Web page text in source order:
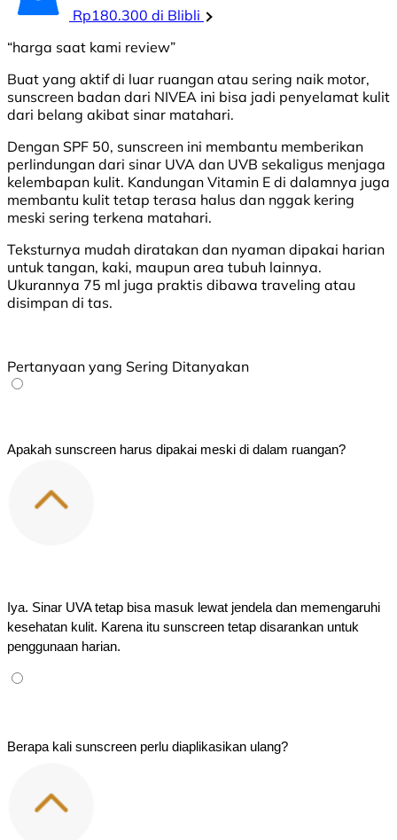
Rp180.300 di Blibli
“harga saat kami review”
Buat yang aktif di luar ruangan atau sering naik motor,
sunscreen badan dari NIVEA ini bisa jadi penyelamat kulit
dari belang akibat sinar matahari.
Dengan SPF 50, sunscreen ini membantu memberikan
perlindungan dari sinar UVA dan UVB sekaligus menjaga
kelembapan kulit. Kandungan Vitamin E di dalamnya juga
membantu kulit tetap terasa halus dan nggak kering
meski sering terkena matahari.
Teksturnya mudah diratakan dan nyaman dipakai harian
untuk tangan, kaki, maupun area tubuh lainnya.
Ukurannya 75 ml juga praktis dibawa traveling atau
disimpan di tas.
Pertanyaan yang Sering Ditanyakan
Apakah sunscreen harus dipakai meski di dalam ruangan?
Iya. Sinar UVA tetap bisa masuk lewat jendela dan memengaruhi
kesehatan kulit. Karena itu sunscreen tetap disarankan untuk
penggunaan harian.
Berapa kali sunscreen perlu diaplikasikan ulang?